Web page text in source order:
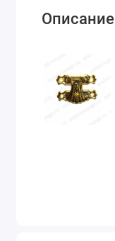
Описание